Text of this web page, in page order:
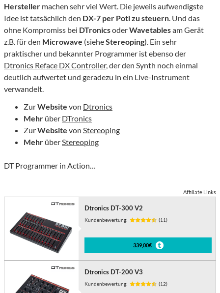
Hersteller machen sehr viel Wert. Die jeweils aufwendigste
Idee ist tatsächlich den DX-7 per Poti zu steuern. Und das
ohne Kompromiss bei DTronicsoderWavetablesam Gerät
z.B. für den Microwave (sieheStereoping). Ein sehr
praktischer und bekannter Programmer ist ebenso der
Dtronics Reface DX Controller, der den Synth noch einmal
deutlich aufwertet und geradezu in ein Live-Instrument
verwandelt.
ZurWebsite von Dtronics
Mehr über DTronics
ZurWebsite von Stereoping
Mehr überStereoping
DT Programmer in Action…
Affiliate Links
Dtronics DT-300 V2
Kundenbewertung: (11)
339,00€
Dtronics DT-200 V3
Kundenbewertung: (12)